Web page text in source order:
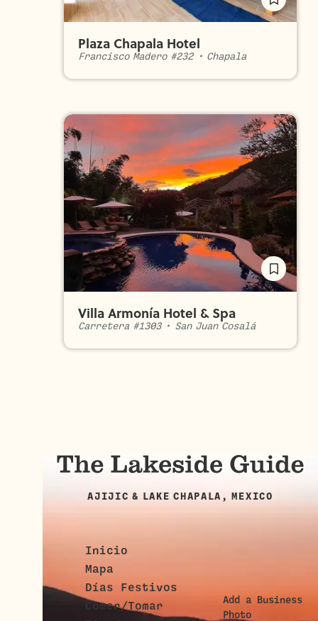
Plaza Chapala Hotel
Francisco Madero #232• Chapala
Villa Armonía Hotel & Spa
Carretera #1303• San Juan Cosalá
AJIJIC & LAKE CHAPALA, MEXICO
Add a Business
Photo
Inicio
Mapa
Días Festivos
Comer/Tomar